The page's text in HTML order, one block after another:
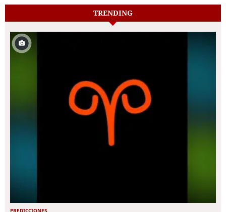
TRENDING
PREDICCIONES